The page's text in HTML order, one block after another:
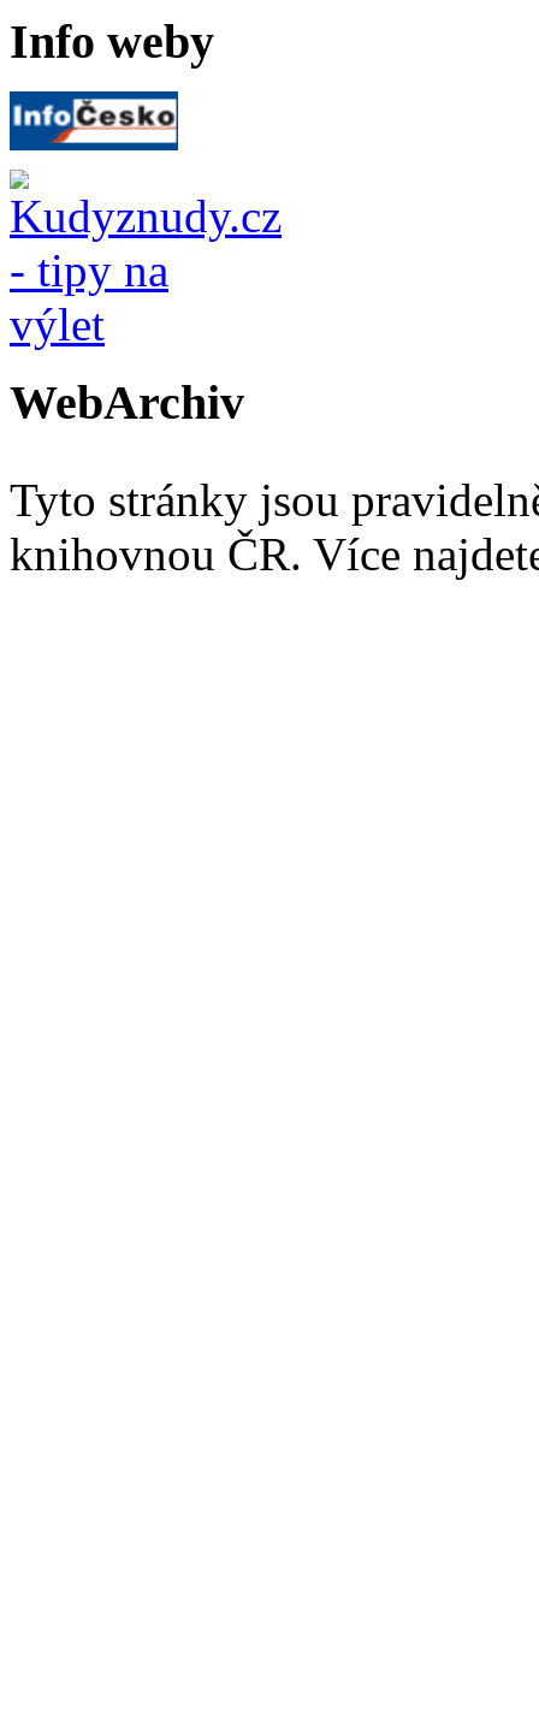
Info weby
WebArchiv
Tyto stránky jsou
knihovnou ČR. Více